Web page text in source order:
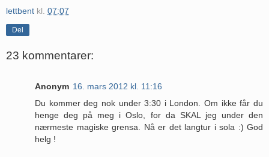
lettbent kl. 07:07
Del
23 kommentarer:
Anonym 16. mars 2012 kl. 11:16
Du kommer deg nok under 3:30 i London. Om ikke får du
henge deg på meg i Oslo, for da SKAL jeg under den
nærmeste magiske grensa. Nå er det langtur i sola :) God
helg !